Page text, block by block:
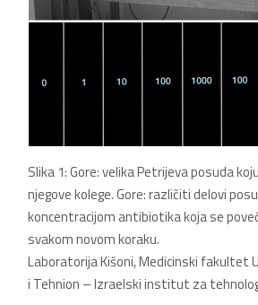
Slika 1: Gore: velika Petrijeva posuda
njegove kolege. Gore: različiti delovi
koncentracijom antibiotika koja se
svakom novom koraku.
Laboratorija Kišoni, Medicinski fakultet
i Tehnion – Izraelski institut za